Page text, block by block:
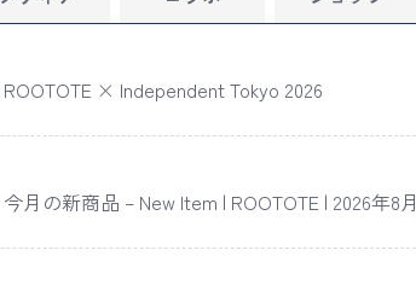
ROOTOTE × Independent Tokyo 2026
今月の新商品 – New Item | ROOTOTE | 2026年8月